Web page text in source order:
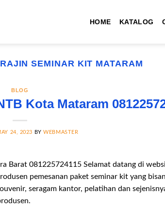
HOME KATALOG
SEMINAR KIT MATARAM
BLOG
Kota Mataram
24, 2023 BYWEBMASTER
Barat 081225724115 Selamat datang di
pemesanan paket seminar kit yang
seragam kantor, pelatihan dan